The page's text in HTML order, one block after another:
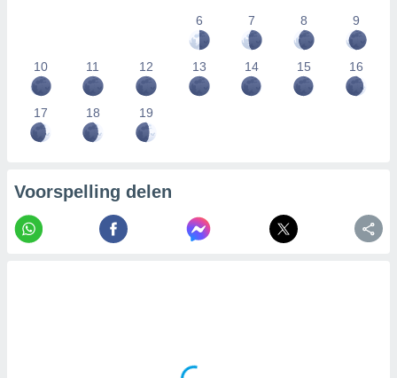
6
7 8 9
10 11 12 13 14 15 16
17 18 19
Voorspelling delen